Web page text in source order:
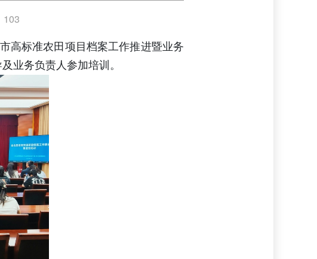
103
高标准农田项目档案工作推进暨业务
业务负责人参加培训。